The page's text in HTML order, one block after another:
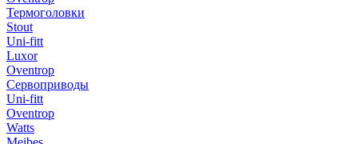
Термоголовки
Stout
Uni-fitt
Luxor
Oventrop
Сервоприводы
Uni-fitt
Oventrop
Watts